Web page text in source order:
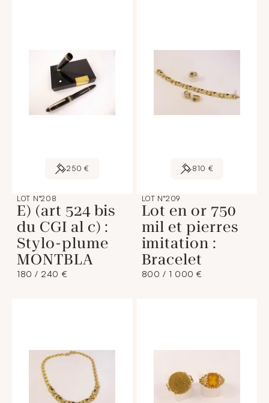
250 €
LOT N°208
E) (art 524 bis
du CGI al c) :
Stylo-plume
MONTBLA
180 / 240 €
810 €
LOT N°209
Lot en or 750
mil et pierres
imitation :
Bracelet
800 / 1 000 €